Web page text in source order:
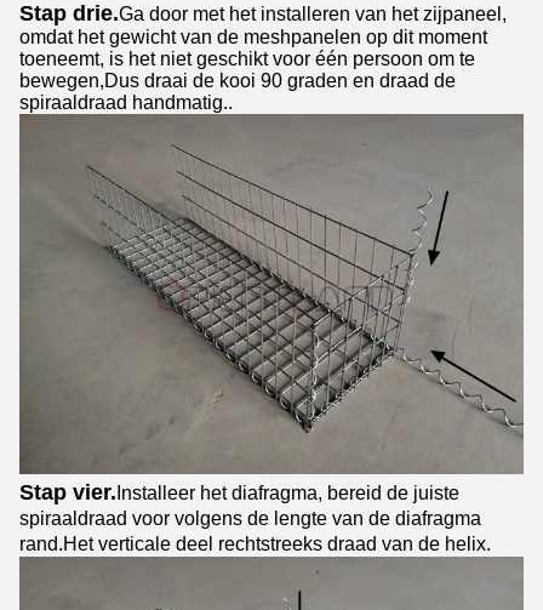
Stap drie.Ga door met het installeren van het zijpaneel,
omdat het gewicht van de meshpanelen op dit moment
toeneemt, is het niet geschikt voor één persoon om te
bewegen,Dus draai de kooi 90 graden en draad de
spiraaldraad handmatig..
Stap vier. Installeer het diafragma, bereid de juiste
spiraaldraad voor volgens de lengte van de diafragma
rand.Het verticale deel rechtstreeks draad van de helix.